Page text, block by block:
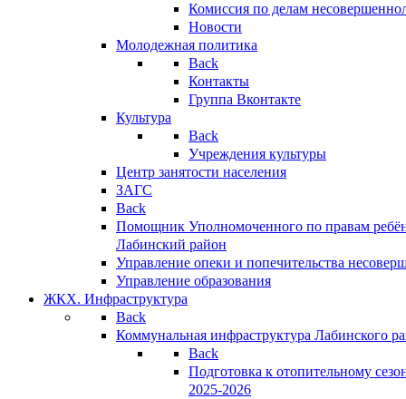
Комиссия по делам
Новости
Молодежная политика
Back
Контакты
Группа Вконтакте
Культура
Back
Учреждения культуры
Центр занятости населения
ЗАГС
Back
Помощник Уполномоченного по правам
Лабинский район
Управление опеки и попечительства
Управление образования
ЖКХ. Инфраструктура
Back
Коммунальная инфраструктура Лабинского
Back
Подготовка к отопительному
2025-2026